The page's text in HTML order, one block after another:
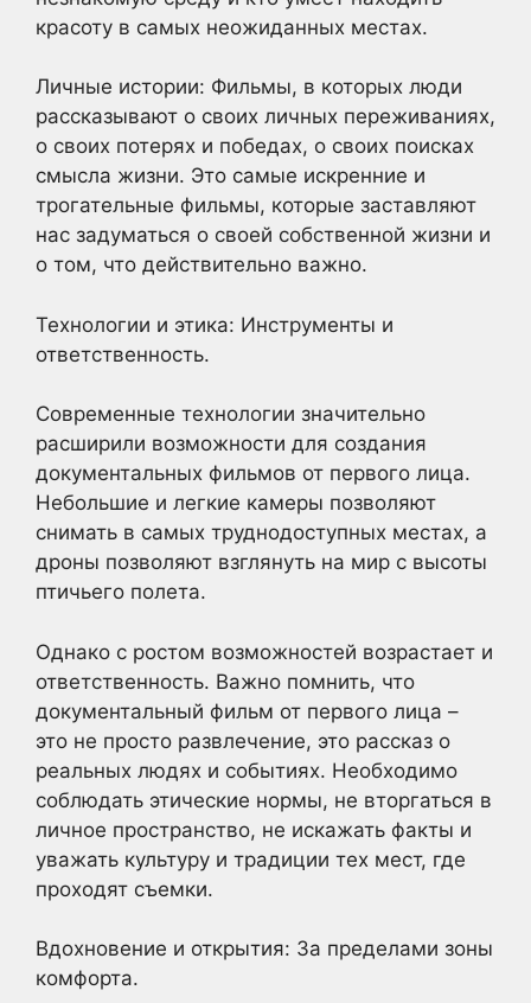
красоту в самых неожиданных местах.
Личные истории: Фильмы, в которых люди
рассказывают о своих личных переживаниях,
о своих потерях и победах, о своих поисках
смысла жизни. Это самые искренние и
трогательные фильмы, которые заставляют
нас задуматься о своей собственной жизни и
о том, что действительно важно.
Технологии и этика: Инструменты и
ответственность.
Современные технологии значительно
расширили возможности для создания
документальных фильмов от первого лица.
Небольшие и легкие камеры позволяют
снимать в самых труднодоступных местах, а
дроны позволяют взглянуть на мир с высоты
птичьего полета.
Однако с ростом возможностей возрастает и
ответственность. Важно помнить, что
документальный фильм от первого лица –
это не просто развлечение, это рассказ о
реальных людях и событиях. Необходимо
соблюдать этические нормы, не вторгаться в
личное пространство, не искажать факты и
уважать культуру и традиции тех мест, где
проходят съемки.
Вдохновение и открытия: За пределами зоны
комфорта.